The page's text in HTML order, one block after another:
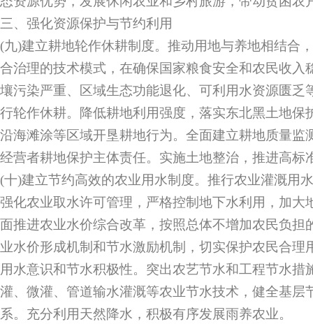
三、强化资源保护与节约利用
(九)建立耕地轮作休耕制度。推动用地与养地相结合
合治理的技术模式，在确保国家粮食安全和农民收入
壤污染严重、区域生态功能退化、可利用水资源匮乏
行轮作休耕。降低耕地利用强度，落实东北黑土地保
沿海滩涂等区域开垦耕地行为。全面建立耕地质量监
经营者耕地保护主体责任。实施土地整治，推进高标
(十)建立节约高效的农业用水制度。推行农业灌溉用
强化农业取水许可管理，严格控制地下水利用，加大
面推进农业水价综合改革，按照总体不增加农民负担
业水价形成机制和节水激励机制，切实保护农民合理
用水意识和节水积极性。突出农艺节水和工程节水措
灌、微灌、管道输水灌溉等农业节水技术，健全基层
系。充分利用天然降水，积极有序发展雨养农业。